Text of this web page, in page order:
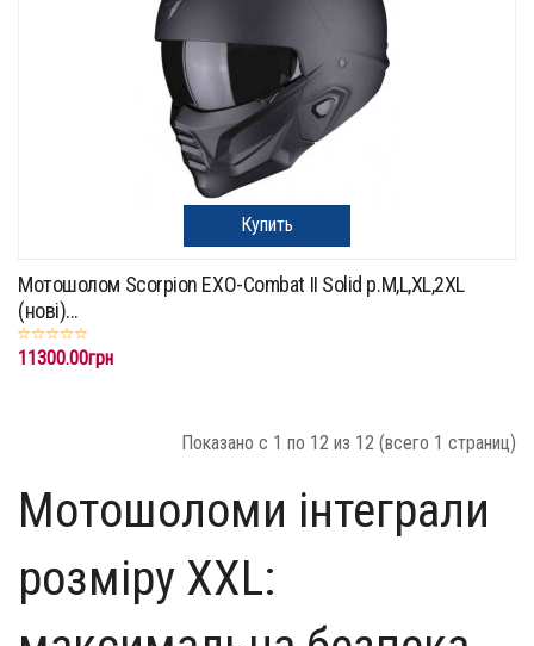
Купить
Мотошолом Scorpion EXO-Combat II Solid p.M,L,XL,2XL
(нові)...
11300.00грн
Показано с 1 по 12 из 12 (всего 1 страниц)
Мотошоломи інтеграли
розміру XXL: